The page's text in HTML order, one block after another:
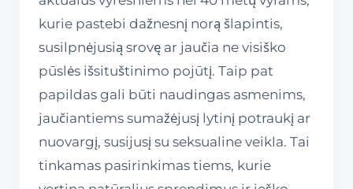
kurie pastebi dažnesnį norą šlapintis,
susilpnėjusią srovę ar jaučia ne visiško
pūslės išsituštinimo pojūtį. Taip pat
papildas gali būti naudingas asmenims,
jaučiantiems sumažėjusį lytinį potraukį ar
nuovargį, susijusį su seksualine veikla. Tai
tinkamas pasirinkimas tiems, kurie